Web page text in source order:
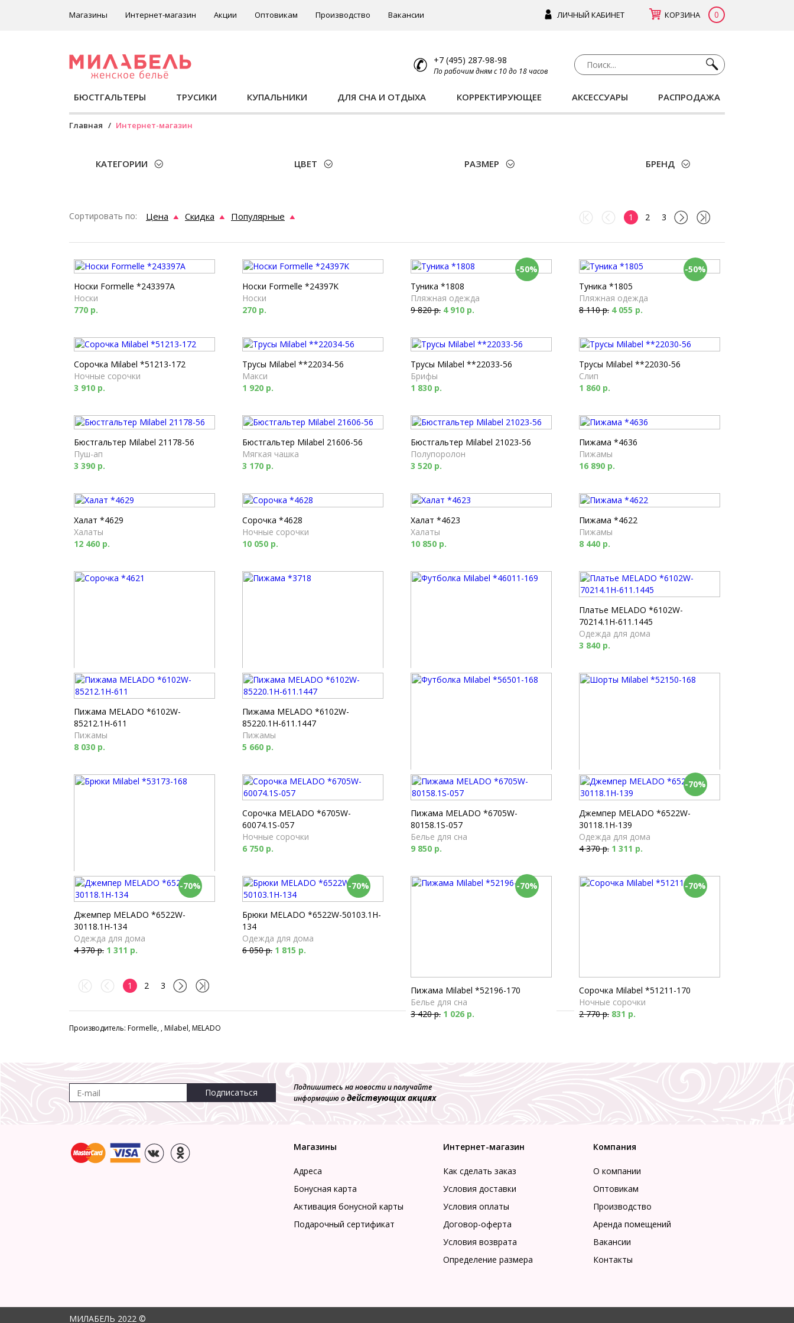
ЛИЧНЫЙ КАБИНЕТ КОРЗИНА 0
Магазины Интернет-магазин Акции Оптовикам Производство Вакансии
+7 (495) 287-98-98
По рабочим дням с 10 до 18 часов
БЮСТГАЛЬТЕРЫ ТРУСИКИ КУПАЛЬНИКИ ДЛЯ СНА И ОТДЫХА КОРРЕКТИРУЮЩЕЕ АКСЕССУАРЫ РАСПРОДАЖА
Главная Интернет-магазин
КАТЕГОРИИ ЦВЕТ РАЗМЕР БРЕНД
Сортировать по: Цена Скидка Популярные 1 2 3
Носки Formelle *243397A
Носки
770 р.
Носки Formelle *24397K
Носки
270 р.
-50%
Туника *1808
Пляжная одежда
9 820 р. 4 910 р.
-50%
Туника *1805
Пляжная одежда
8 110 р. 4 055 р.
Сорочка Milabel *51213-172
Ночные сорочки
3 910 р.
Трусы Milabel **22034-56
Макси
1 920 р.
Трусы Milabel **22033-56
Брифы
1 830 р.
Трусы Milabel **22030-56
Слип
1 860 р.
Бюстгальтер Milabel 21178-56
Пуш-ап
3 390 р.
Бюстгальтер Milabel 21606-56
Мягкая чашка
3 170 р.
Бюстгальтер Milabel 21023-56
Полупоролон
3 520 р.
Пижама *4636
Пижамы
16 890 р.
Халат *4629
Халаты
12 460 р.
Сорочка *4628
Ночные сорочки
10 050 р.
Халат *4623
Халаты
10 850 р.
Пижама *4622
Пижамы
8 440 р.
Сорочка *4621
Ночные сорочки
8 440 р.
Пижама *3718
Пижамы
16 930 р.
Футболка Milabel *46011-169
Платье MELADO *6102W-
70214.1H-611.1445
Одежда для дома
3 840 р.
Пижама MELADO *6102W-
85212.1H-611
Пижамы
8 030 р.
Пижама MELADO *6102W-
85220.1H-611.1447
Пижамы
5 660 р.
Футболка Milabel *56501-168
Футболки
1 790 р.
Шорты Milabel *52150-168
Пижамы
2 610 р.
Брюки Milabel *53173-168
Пижамы
4 040 р.
Сорочка MELADO *6705W-
60074.1S-057
Ночные сорочки
6 750 р.
Пижама MELADO *6705W-
80158.1S-057
Белье для сна
9 850 р.
-70%
Джемпер MELADO *6522W-
30118.1H-139
Одежда для дома
4 370 р. 1 311 р.
-70%
Джемпер MELADO *6522W-
30118.1H-134
Одежда для дома
4 370 р. 1 311 р.
-70%
Брюки MELADO *6522W-50103.1H-
134
Одежда для дома
6 050 р. 1 815 р.
-70%
Пижама Milabel *52196-170
Белье для сна
3 420 р. 1 026 р.
-70%
Сорочка Milabel *51211-170
Ночные сорочки
2 770 р. 831 р.
1 2 3
Производитель: Formelle, , Milabel, MELADO
Подписаться
Подпишитесь на новости и получайте
информацию одействующих акциях
Магазины
Адреса
Бонусная карта
Активация бонусной карты
Подарочный сертификат
Интернет-магазин
Как сделать заказ
Условия доставки
Условия оплаты
Договор-оферта
Условия возврата
Определение размера
Компания
О компании
Оптовикам
Производство
Аренда помещений
Вакансии
Контакты
МИЛАБЕЛЬ 2022 ©